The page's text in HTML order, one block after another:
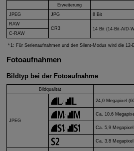
Erweiterung
JPEG
JPG
8 Bit
RAW
CR3
14 Bit (14-Bit-A/D-
C-RAW
1: Für Serienaufnahmen und den Silent-Modus wird die 12-
Fotoaufnahmen
Bildtyp bei der Fotoaufnahme
Bildqualität
JPEG
/ 24,0 Megapixel
/ Ca. 10,6
/ Ca. 5,9
Ca. 3,8